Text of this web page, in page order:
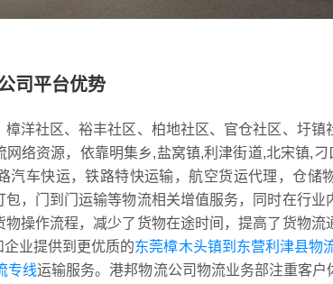
司平台优势
洋社区、裕丰社区、柏地社区、官仓社区、圩镇
络资源，依靠明集乡,盐窝镇,利津街道,北宋镇,
汽车快运，铁路特快运输，航空货运代理，仓储
，门到门运输等物流相关增值服务，同时在行业
操作流程，减少了货物在途时间，提高了货物流
业提供到更优质的东莞樟木头镇到东营利津县物
专线运输服务。港邦物流公司物流业务部注重客户